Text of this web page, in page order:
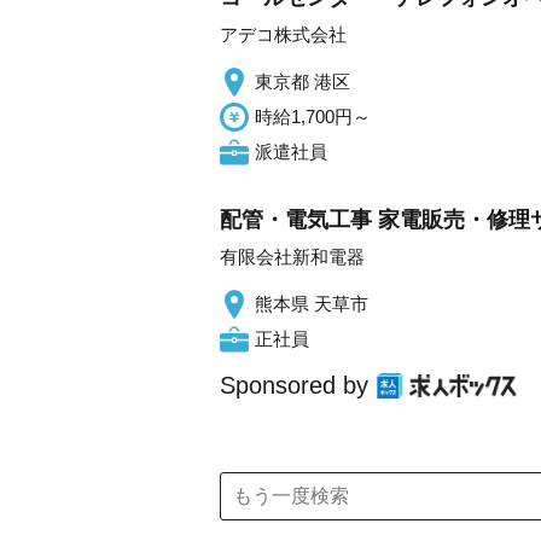
アデコ株式会社
東京都 港区
時給1,700円～
派遣社員
配管・電気工事 家電販売・修理
有限会社新和電器
熊本県 天草市
正社員
Sponsored by